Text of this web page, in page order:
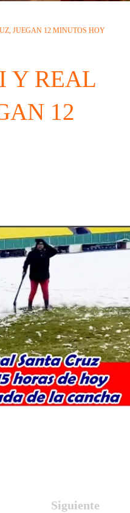
JUEGAN 12 MINUTOS HOY
Y REAL
12
Siguiente